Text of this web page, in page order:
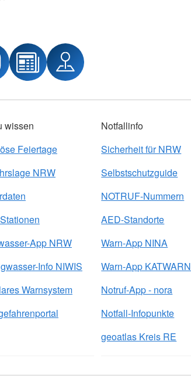
wissen
Feiertage
NRW
App NRW
Info NIWIS
Warnsystem
Notfallinfo
Sicherheit für NRW
Selbstschutzguide
NOTRUF-Nummern
AED-Standorte
Warn-App NINA
Warn-App KATWARN
Notruf-App - nora
Notfall-Infopunkte
geoatlas Kreis RE